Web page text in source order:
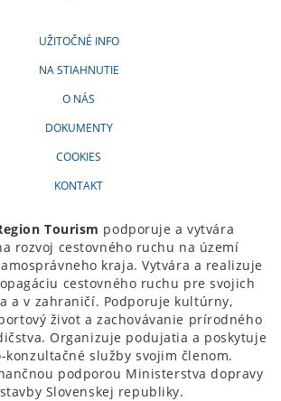
UŽITOČNÉ INFO
NA STIAHNUTIE
O NÁS
DOKUMENTY
COOKIES
KONTAKT
Tourism podporuje a vytvára
rozvoj cestovného ruchu na území
kraja. Vytvára a realizuje
cestovného ruchu pre svojich
a v zahraničí. Podporuje kultúrny,
život a zachovávanie prírodného
Organizuje podujatia a poskytuje
konzultačné služby svojim členom.
podporou Ministerstva dopravy
Slovenskej republiky.